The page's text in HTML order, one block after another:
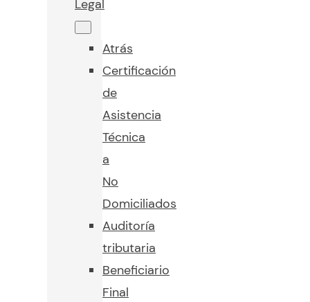
Legal
Atrás
Certificación
de
Asistencia
Técnica
a
No
Domiciliados
Auditoría
tributaria
Beneficiario
Final